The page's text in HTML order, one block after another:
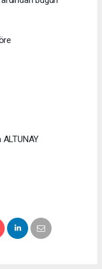
ALTUNAY